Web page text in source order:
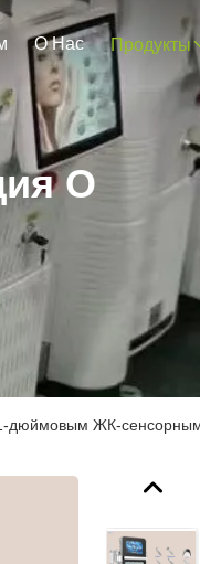
О Нас Продукты
О
дюймовым ЖК-